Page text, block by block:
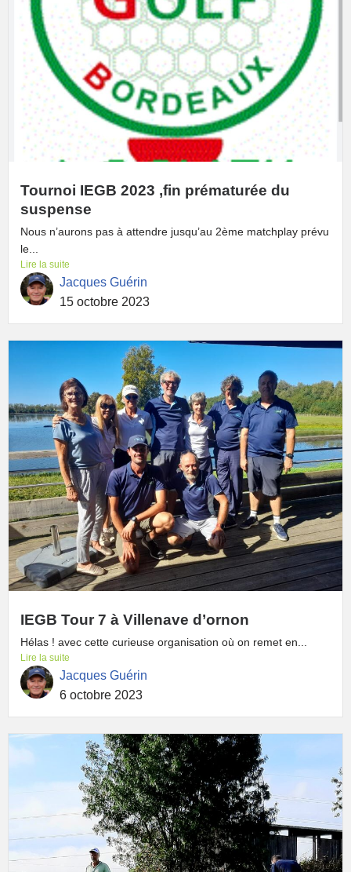
Tournoi IEGB 2023 ,fin prématurée du
suspense
Nous n’aurons pas à attendre jusqu’au 2ème matchplay prévu
le...
Lire la suite
Jacques Guérin
15 octobre 2023
IEGB Tour 7 à Villenave d’ornon
Hélas ! avec cette curieuse organisation où on remet en...
Lire la suite
Jacques Guérin
6 octobre 2023